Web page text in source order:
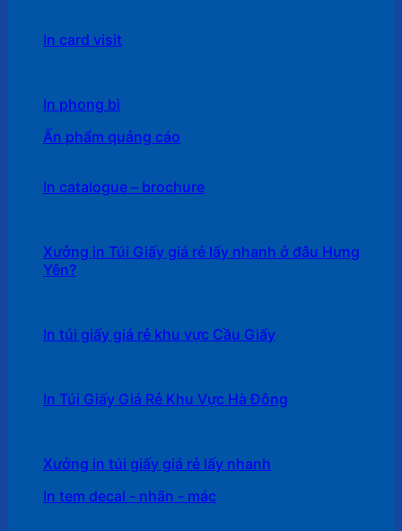
In card visit
In phong bì
Ấn phẩm quảng cáo
In catalogue – brochure
Xưởng in Túi Giấy giá rẻ lấy nhanh ở đâu Hưng
Yên?
In túi giấy giá rẻ khu vực Cầu Giấy
In Túi Giấy Giá Rẻ Khu Vực Hà Đông
Xưởng in túi giấy giá rẻ lấy nhanh
In tem decal - nhãn - mác